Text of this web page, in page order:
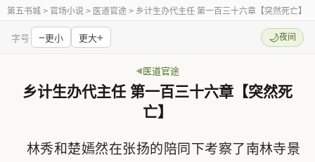
第五书城 > 官场小说 > 医道官途 > 乡计生办代主任 第一百三十六章【突然死亡】
字号 −更小 更大+ 🌙夜间
医道官途
乡计生办代主任 第一百三十六章【突然死
亡】
林秀和楚嫣然在张扬的陪同下考察了南林寺景